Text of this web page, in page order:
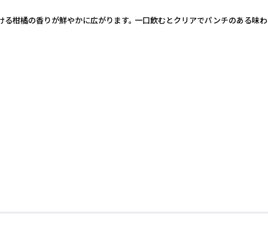
の香りが鮮やかに広がります。 一口飲むとクリアでパンチのある